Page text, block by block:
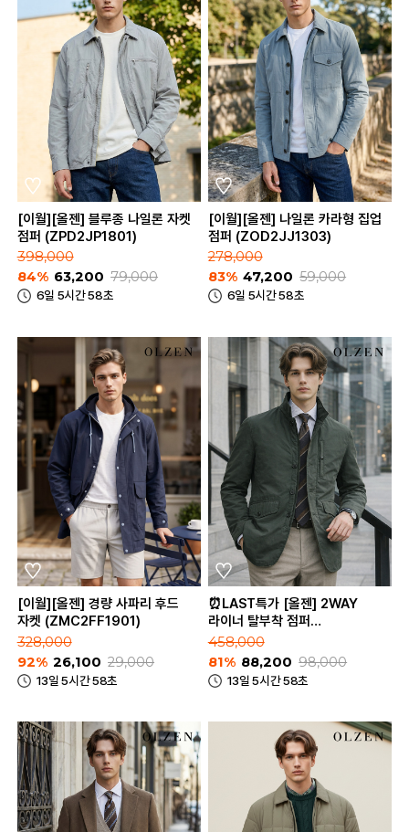
[이월][올젠] 블루종 나일론 자켓
점퍼 (ZPD2JP1801)
398,000
84% 63,200 79,000
6일 5시간 58초
[이월][올젠] 나일론 카라형 집업
점퍼 (ZOD2JJ1303)
278,000
83% 47,200 59,000
6일 5시간 58초
[이월][올젠] 경량 사파리 후드
자켓 (ZMC2FF1901)
328,000
92% 26,100 29,000
13일 5시간 58초
⏰LAST특가 [올젠] 2WAY
라이너 탈부착 점퍼
(ZOD4FP1301)
458,000
81% 88,200 98,000
13일 5시간 58초